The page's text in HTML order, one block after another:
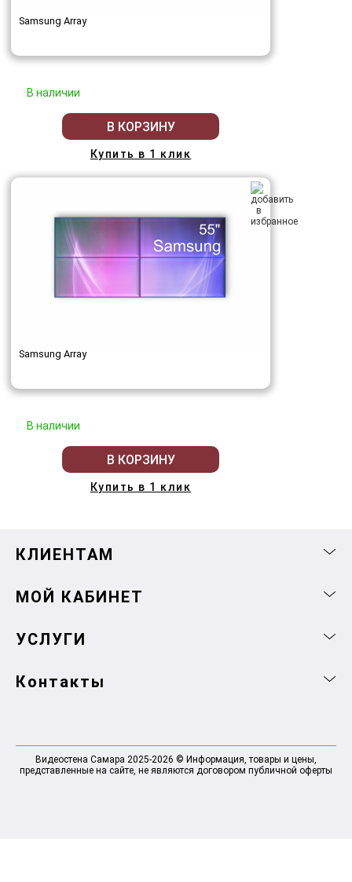
Samsung Array
В наличии
В КОРЗИНУ
Купить в 1 клик
Samsung Array
В наличии
В КОРЗИНУ
Купить в 1 клик
КЛИЕНТАМ
МОЙ КАБИНЕТ
УСЛУГИ
Контакты
Видеостена Самара 2025-2026 © Информация, товары и цены,
представленные на сайте, не являются договором публичной оферты